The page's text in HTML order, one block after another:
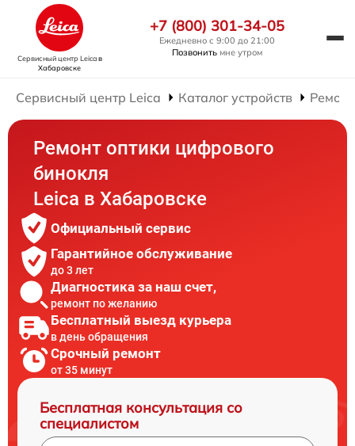
Сервисный центр Leicaв
Хабаровске
+7 (800) 301-34-05
Ежедневно с 9:00 до 21:00
Позвонить мне утром
Сервисный центр Leica Каталог устройств
Ремонт оптики цифрового
бинокля
Leica в Хабаровске
Официальный сервис
Гарантийное обслуживание
до 3 лет
Диагностика за наш счет,
ремонт по желанию
Бесплатный выезд курьера
в день обращения
Срочный ремонт
от 35 минут
Бесплатная консультация со
специалистом